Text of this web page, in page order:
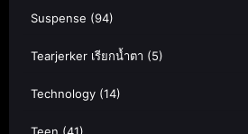
Suspense (94)
Tearjerker เรียกน้ำตา (5)
Technology (14)